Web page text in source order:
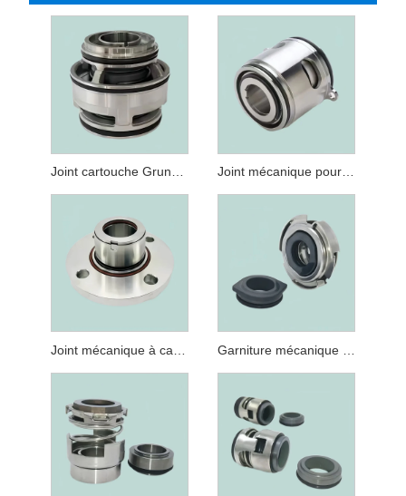
Joint mécanique pour joints de pompe submersible Grundfos Type 22 32MM GLF SE/SL/SV